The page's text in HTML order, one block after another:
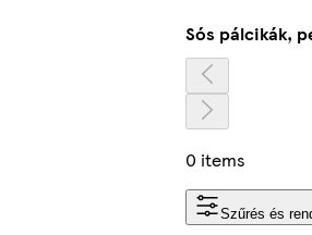
Sós pálcikák,
0 items
Szűrés és